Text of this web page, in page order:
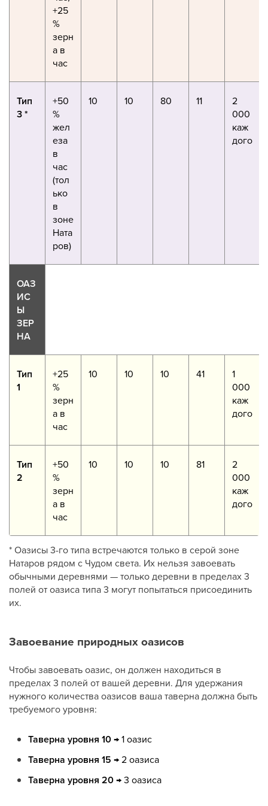
+25
%
зерн
а в
час
Тип
3 *
+50
%
жел
еза
в
час
(тол
ько
в
зоне
Ната
ров)
10 10 80 11
2
000
каж
дого
ОАЗ
ИС
Ы
ЗЕР
НА
Тип
1
+25
%
зерн
а в
час
10 10 10 41
1
000
каж
дого
Тип
2
+50
%
зерн
а в
час
10 10 10 81
2
000
каж
дого
* Оазисы 3-го типа встречаются только в серой зоне
Натаров рядом с Чудом света. Их нельзя завоевать
обычными деревнями — только деревни в пределах 3
полей от оазиса типа 3 могут попытаться присоединить
их.
Завоевание природных оазисов
Чтобы завоевать оазис, он должен находиться в
пределах 3 полей от вашей деревни. Для удержания
нужного количества оазисов ваша таверна должна быть
требуемого уровня:
Таверна уровня 10→ 1 оазис
Таверна уровня 15 → 2 оазиса
Таверна уровня 20→ 3 оазиса